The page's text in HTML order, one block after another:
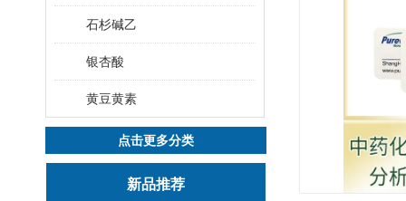
石杉碱乙
银杏酸
黄豆黄素
点击更多分类
新品推荐